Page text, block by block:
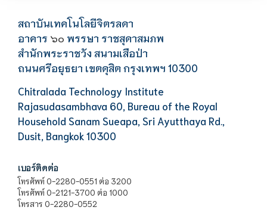
สถาบันเทคโนโลยีจิตรลดา
อาคาร ๖๐ พรรษา ราชสุดาสมภพ
สำนักพระราชวัง สนามเสือป่า
ถนนศรีอยุธยา เขตดุสิต กรุงเทพฯ 10300
Chitralada Technology Institute
Rajasudasambhava 60, Bureau of the Royal
Household Sanam Sueapa, Sri Ayutthaya Rd.,
Dusit, Bangkok 10300
เบอร์ติดต่อ
โทรศัพท์ 0-2280-0551 ต่อ 3200
โทรศัพท์ 0-2121-3700 ต่อ 1000
โทรสาร 0-2280-0552